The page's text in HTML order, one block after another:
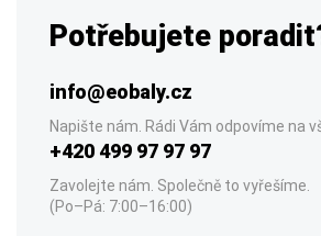
Potřebujete
info@eobaly.cz
Napište nám. Rádi Vám odpovíme na
+420 499 97 97 97
Zavolejte nám. Společně to vyřešíme.
(Po–Pá: 7:00–16:00)